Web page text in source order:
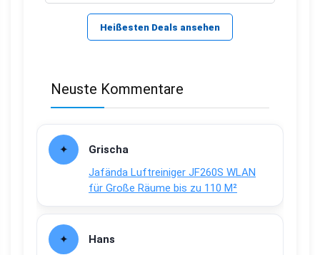
Heißesten Deals ansehen
Neuste Kommentare
Grischa
Jafända Luftreiniger JF260S WLAN
für Große Räume bis zu 110 M²
Hans